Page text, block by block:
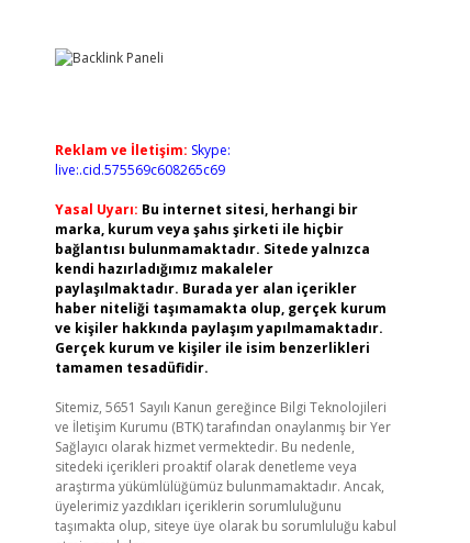
Reklam ve İletişim: Skype:
live:.cid.575569c608265c69
Yasal Uyarı: Bu internet sitesi, herhangi bir
marka, kurum veya şahıs şirketi ile hiçbir
bağlantısı bulunmamaktadır. Sitede yalnızca
kendi hazırladığımız makaleler
paylaşılmaktadır. Burada yer alan içerikler
haber niteliği taşımamakta olup, gerçek kurum
ve kişiler hakkında paylaşım yapılmamaktadır.
Gerçek kurum ve kişiler ile isim benzerlikleri
tamamen tesadüfidir.
Sitemiz, 5651 Sayılı Kanun gereğince Bilgi Teknolojileri
ve İletişim Kurumu (BTK) tarafından onaylanmış bir Yer
Sağlayıcı olarak hizmet vermektedir. Bu nedenle,
sitedeki içerikleri proaktif olarak denetleme veya
araştırma yükümlülüğümüz bulunmamaktadır. Ancak,
üyelerimiz yazdıkları içeriklerin sorumluluğunu
taşımakta olup, siteye üye olarak bu sorumluluğu kabul